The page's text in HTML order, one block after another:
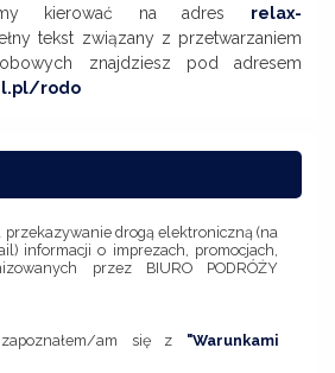
kierować na adres relax-
tekst związany z przetwarzaniem
znajdziesz pod adresem
rodo
przekazywanie drogą elektroniczną (na
informacji o imprezach, promocjach,
przez BIURO PODRÓŻY
am się z "Warunkami